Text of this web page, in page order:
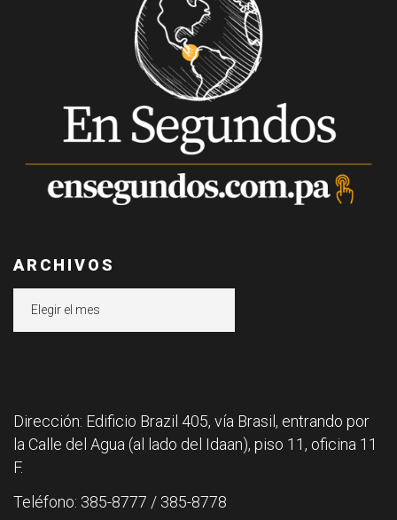
ARCHIVOS
Dirección: Edificio Brazil 405, vía Brasil, entrando por
la Calle del Agua (al lado del Idaan), piso 11, oficina 11
F.
Teléfono: 385-8777 / 385-8778